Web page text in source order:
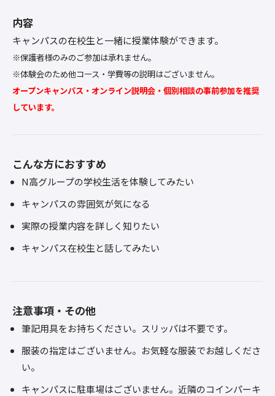
内容
キャンパスの在校生と一緒に授業体験ができます。
※保護者様のみのご参加は承れません。
※体験会のため他コース・学費等の説明はございません。
オープンキャンパス・オンライン説明会・個別相談の事前参加を推奨
しています。
こんな方におすすめ
N高グループの学校生活を体験してみたい
キャンパスの雰囲気が気になる
実際の授業内容を詳しく知りたい
キャンパス在校生と話してみたい
注意事項・その他
筆記用具をお持ちください。スリッパは不要です。
服装の指定はございません。お気軽な服装でお越しくださ
い。
キャンパスに駐車場はございません。近隣のコインパーキ